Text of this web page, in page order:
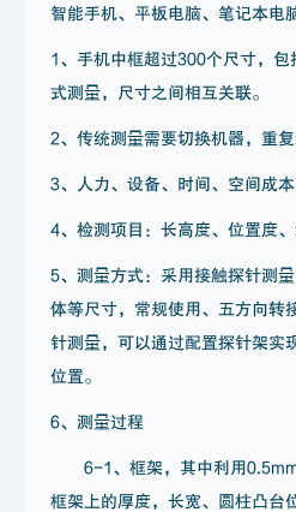
智能手机、平板电脑、笔记本电
1、手机中框超过300个尺寸，
式测量，尺寸之间相互关联。
2、传统测量需要切换机器，重复
3、人力、设备、时间、空间成本
4、检测项目：长高度、位置度、
5、测量方式：采用接触探针测
体等尺寸，常规使用、五方向转
针测量，可以通过配置探针架实
位置。
6、测量过程
6-1、框架，其中利用0.5mm
框架上的厚度，长宽、圆柱凸台